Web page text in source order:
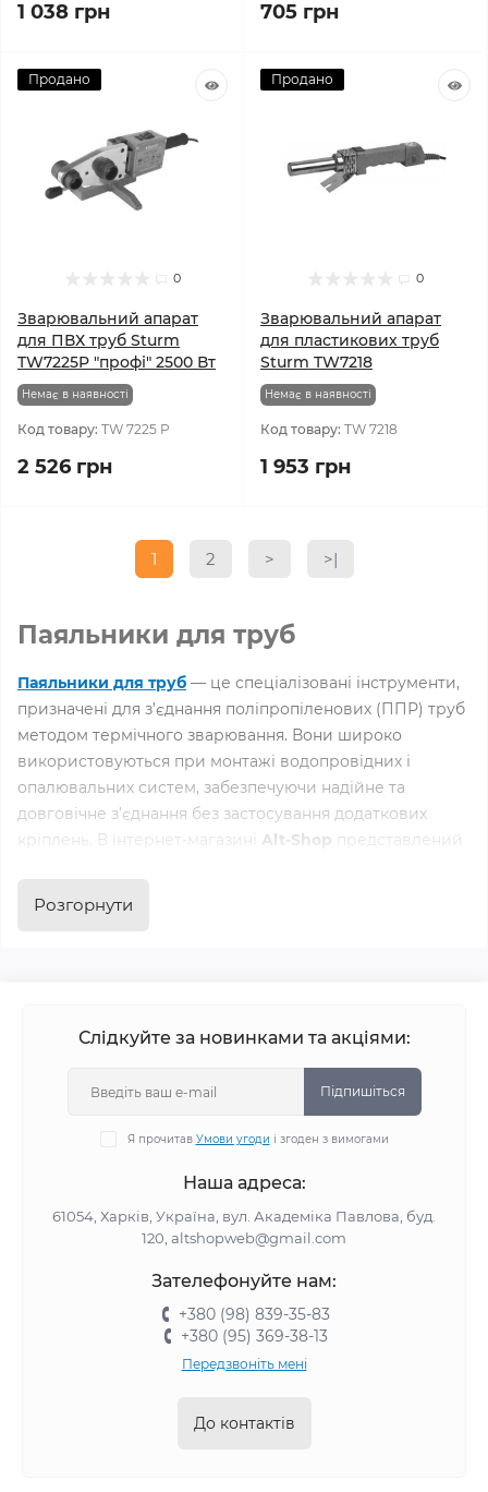
1 038 грн 705 грн
Продано
0
Зварювальний апарат
для ПВХ труб Sturm
TW7225P "профі" 2500 Вт
Немає в наявності
Код товару: TW 7225 P
2 526 грн
Продано
0
Зварювальний апарат
для пластикових труб
Sturm TW7218
Немає в наявності
Код товару: TW 7218
1 953 грн
1 2 > >|
Паяльники для труб
Паяльники для труб — це спеціалізовані інструменти,
призначені для з’єднання поліпропіленових (ППР) труб
методом термічного зварювання. Вони широко
використовуються при монтажі водопровідних і
опалювальних систем, забезпечуючи надійне та
довговічне з’єднання без застосування додаткових
кріплень. В інтернет-магазині
Alt-Shop представлений
професійного, так і для домашнього використання.
Надійне з’єднання
– пайка займає всього кілька
секунд.
Економічність
– не потребують додаткових витрат
Простота у використанні– не вимагає спеціальних
навичок для освоєння.
Акумуляторні моделі– автономна робота в місцях
Види паяльників для труб
– працюють від розетки,
забезпечують стабільну температуру нагріву.
роботи в умовах обмеженого доступу до електрики.
Розгорнути
Слідкуйте за новинками та акціями:
Підпишіться
Я прочитав Умови угоди і згоден з вимогами
Наша адреса:
61054, Харків, Україна, вул. Академіка Павлова, буд.
120, altshopweb@gmail.com
Зателефонуйте нам:
+380 (98) 839-35-83
+380 (95) 369-38-13
Передзвоніть мені
До контактів